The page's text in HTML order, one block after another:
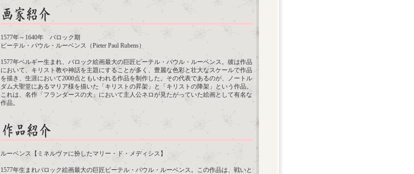
1577年～1640年 バロック期
ピーテル・パウル・ルーベンス（Pieter Paul Rubens）
1577年ベルギー生まれ、バロック絵画最大の巨匠ピーテル・パウル・ルーベンス。彼は作品
において、キリスト教や神話を主題にすることが多く、豊麗な色彩と壮大なスケールで作品
を描き、生涯において2000点ともいわれる作品を制作した。その代表であるのが、ノートル
ダム大聖堂にあるマリア様を描いた「キリストの昇架」と「キリストの降架」という作品。
これは、名作「フランダースの犬」において主人公ネロが見たがっていた絵画として有名な
作品。
ルーベンス【ミネルヴァに扮したマリー・ド・メディシス】
1577年生まれバロック絵画最大の巨匠ピーテル・パウル・ルーベンス。この作品は、戦いと